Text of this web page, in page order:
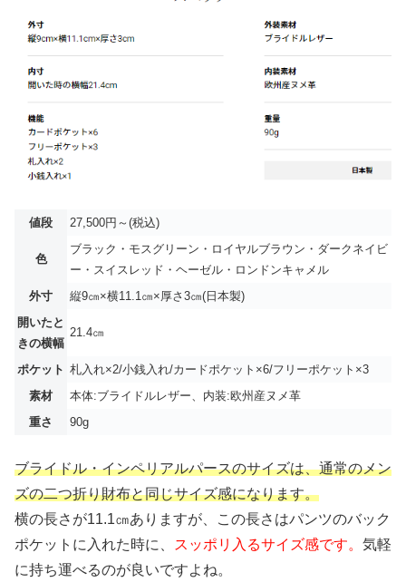
値段 27,500円～(税込)
色
ブラック・モスグリーン・ロイヤルブラウン・ダークネイビ
ー・スイスレッド・ヘーゼル・ロンドンキャメル
外寸
縦9㎝×横11.1㎝×厚さ3㎝(日本製)
開いたと
きの横幅
21.4㎝
ポケット 札入れ×2/小銭入れ/カードポケット×6/フリーポケット×3
素材
本体:ブライドルレザー、内装:欧州産ヌメ革
重さ
90g
ブライドル・インペリアルパースのサイズは、通常のメン
ズの二つ折り財布と同じサイズ感になります。
横の長さが11.1㎝ありますが、この長さはパンツのバック
ポケットに入れた時に、
スッポリ入るサイズ感です。 気軽
に持ち運べるのが良いですよね。